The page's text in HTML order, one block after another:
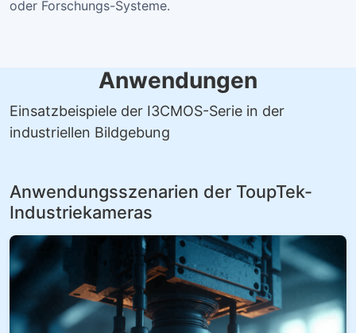
Langzeitbetrieb.
Umfassendes Software-Ökosystem
Kompatibel mit ToupView und SDKs für Windows, Linux,
macOS, Android; Schnittstellen C/C++, C#/VB.NET,
ermöglichen schnelle Integration in Machine-Vision-
oder Forschungs-Systeme.
Anwendungen
Einsatzbeispiele der I3CMOS-Serie in der